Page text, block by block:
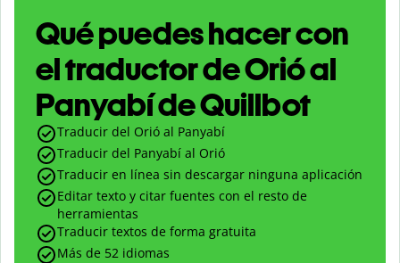
Qué puedes hacer con
el traductor de Orió al
Panyabí de Quillbot
Traducir del Orió al Panyabí
Traducir del Panyabí al Orió
Traducir en línea sin descargar ninguna aplicación
Editar texto y citar fuentes con el resto de
herramientas
Traducir textos de forma gratuita
Más de 52 idiomas